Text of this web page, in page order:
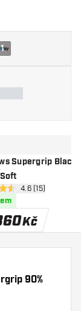
1
Supergrip Black
otevřít panel
hvězdičky
4.6 (15)
Kč
90%